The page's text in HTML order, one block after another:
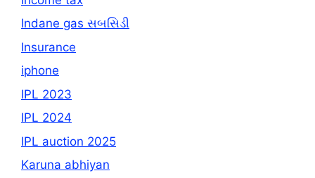
Indane gas સબસિડી
Insurance
iphone
IPL 2023
IPL 2024
IPL auction 2025
Karuna abhiyan